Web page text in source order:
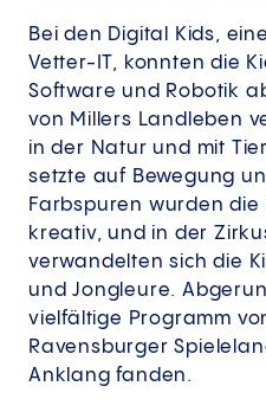
Bei den Digital Kids,
Vetter-IT, konnten die
Software und Robotik
von Millers Landleben
in der Natur und mit
setzte auf Bewegung
Farbspuren wurden die
kreativ, und in der
verwandelten sich die
und Jongleure.
vielfältige Programm
Ravensburger
Anklang fanden.